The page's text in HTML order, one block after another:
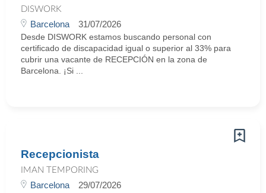
DISWORK
Barcelona 31/07/2026
Desde DISWORK estamos buscando personal con
certificado de discapacidad igual o superior al 33% para
cubrir una vacante de RECEPCIÓN en la zona de
Barcelona. ¡Si ...
Recepcionista
IMAN TEMPORING
Barcelona 29/07/2026